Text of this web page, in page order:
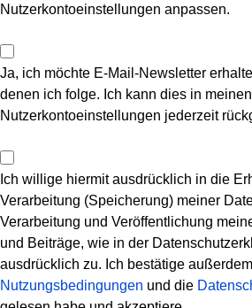
Nutzerkontoeinstellungen anpassen.
Ja, ich möchte E-Mail-Newsletter
denen ich folge. Ich kann dies in meinen
Nutzerkontoeinstellungen jederzeit
Ich willige hiermit ausdrücklich in die
Verarbeitung (Speicherung) meiner
Verarbeitung und Veröffentlichung
und Beiträge, wie in der
ausdrücklich zu. Ich bestätige
Nutzungsbedingungen und die